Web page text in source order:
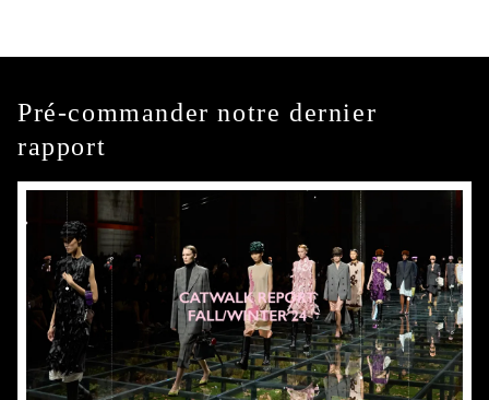
Pré-commander notre dernier
rapport